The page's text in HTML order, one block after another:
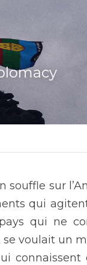
souffle sur
qui
qui ne
voulait un
connaissent